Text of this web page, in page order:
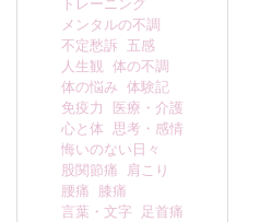
トレーニング
メンタルの不調
不定愁訴
五感
人生観 体の不調
体の悩み 体験記
免疫力
医療・介護
心と体 思考・感情
悔いのない日々
股関節痛
肩こり
腰痛
膝痛
言葉・文字
足首痛